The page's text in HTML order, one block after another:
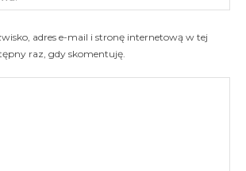
adres e-mail i stronę internetową w tej
raz, gdy skomentuję.